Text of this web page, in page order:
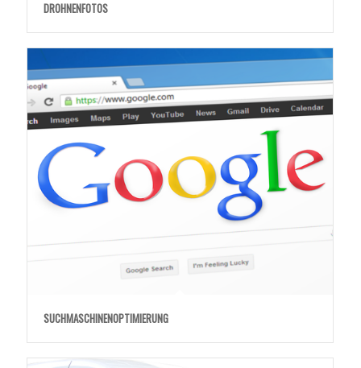
DROHNENFOTOS
SUCHMASCHINENOPTIMIERUNG